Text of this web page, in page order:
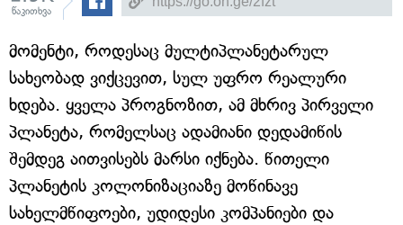
წაკითხვა
მომენტი, როდესაც მულტიპლანეტარულ
სახეობად ვიქცევით, სულ უფრო რეალური
ხდება. ყველა პროგნოზით, ამ მხრივ პირველი
პლანეტა, რომელსაც ადამიანი დედამიწის
შემდეგ აითვისებს მარსი იქნება. წითელი
პლანეტის კოლონიზაციაზე მოწინავე
სახელმწიფოები, უდიდესი კომპანიები და